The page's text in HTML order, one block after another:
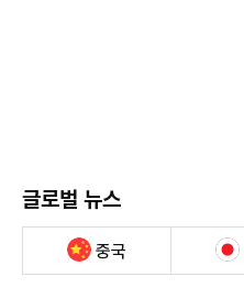
글로벌 뉴스
중국